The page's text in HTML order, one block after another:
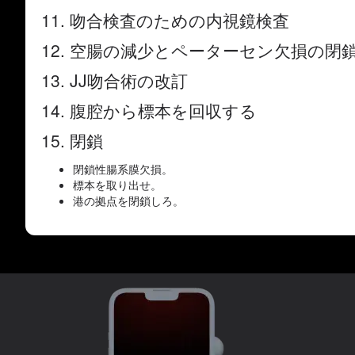
11. 吻合検査のための内視鏡検査
12. 空腸の減少とペーターセン欠損の閉
13. JJ吻合術の改訂
14. 腹腔から標本を回収する
15. 閉鎖
閉鎖性腸系膜欠損。
標本を取り出せ。
港の拠点を閉鎖しろ。